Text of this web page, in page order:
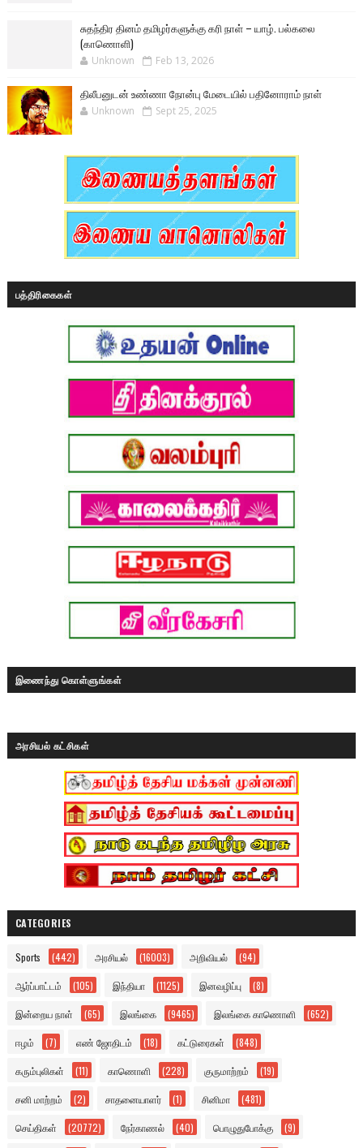
சுதந்திர தினம் தமிழர்களுக்கு கரி நாள் – யாழ். பல்கலை
(காணொளி)
Unknown Feb 13, 2026
திலீபனுடன் உண்ணா நோன்பு மேடையில் பதினோராம் நாள்
Unknown Sept 25, 2025
பத்திரிகைகள்
இணைந்து கொள்ளுங்கள்
அரசியல் கட்சிகள்
CATEGORIES
Sports (442) அரசியல் (16003) அறிவியல் (94)
ஆர்ப்பாட்டம் (105) இந்தியா (1125) இனவழிப்பு (8)
இன்றைய நாள் (65) இலங்கை (9465) இலங்கை காணொளி (652)
ஈழம் (7) எண் ஜோதிடம் (18) கட்டுரைகள் (848)
கரும்புலிகள் (11) காணொளி (228) குருமாற்றம் (19)
சனி மாற்றம் (2) சாதனையாளர் (1) சினிமா (481)
செய்திகள் (20772) நேர்காணல் (40) பொழுதுபோக்கு (9)